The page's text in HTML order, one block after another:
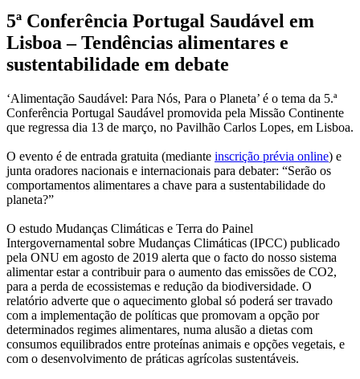
5ª Conferência Portugal Saudável em
Lisboa – Tendências alimentares e
sustentabilidade em debate
‘Alimentação Saudável: Para Nós, Para o Planeta’ é o tema da 5.ª
Conferência Portugal Saudável promovida pela Missão Continente
que regressa dia 13 de março, no Pavilhão Carlos Lopes, em Lisboa.
O evento é de entrada gratuita (mediante inscrição prévia online) e
junta oradores nacionais e internacionais para debater: “Serão os
comportamentos alimentares a chave para a sustentabilidade do
planeta?”
O estudo Mudanças Climáticas e Terra do Painel
Intergovernamental sobre Mudanças Climáticas (IPCC) publicado
pela ONU em agosto de 2019 alerta que o facto do nosso sistema
alimentar estar a contribuir para o aumento das emissões de CO2,
para a perda de ecossistemas e redução da biodiversidade. O
relatório adverte que o aquecimento global só poderá ser travado
com a implementação de políticas que promovam a opção por
determinados regimes alimentares, numa alusão a dietas com
consumos equilibrados entre proteínas animais e opções vegetais, e
com o desenvolvimento de práticas agrícolas sustentáveis.